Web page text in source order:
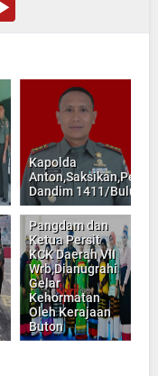
Kapolda
Dandim 1411/
Pangdam dan
Ketua Persit
KCK Daerah VII
Wrb,Dianugrahi
Gelar
Kehormatan
Oleh Kerajaan
Buton